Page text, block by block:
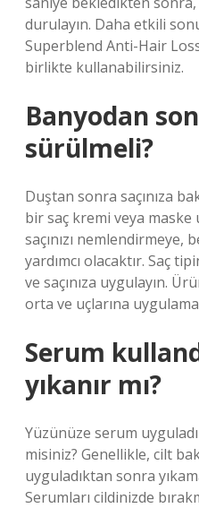
durulayın. Daha etkili
Superblend Anti-Hair
birlikte kullanabilirsiniz.
Banyodan
sürülmeli?
Duştan sonra saçınıza
bir saç kremi veya maske
saçınızı nemlendirmeye,
yardımcı olacaktır. Saç
ve saçınıza uygulayın.
orta ve uçlarına
Serum
yıkanır mı?
Yüzünüze serum
misiniz? Genellikle, cilt
uyguladıktan sonra
Serumları cildinizde